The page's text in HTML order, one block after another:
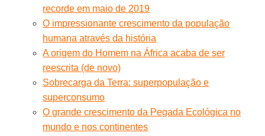
recorde em maio de 2019
O impressionante crescimento da população
humana através da história
A origem do Homem na África acaba de ser
reescrita (de novo)
Sobrecarga da Terra: superpopulação e
superconsumo
O grande crescimento da Pegada Ecológica no
mundo e nos continentes